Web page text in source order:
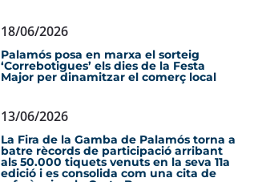
18/06/2026
Palamós posa en marxa el sorteig
‘Correbotigues’ els dies de la Festa
Major per dinamitzar el comerç local
13/06/2026
La Fira de la Gamba de Palamós torna a
batre rècords de participació arribant
als 50.000 tiquets venuts en la seva 11a
edició i es consolida com una cita de